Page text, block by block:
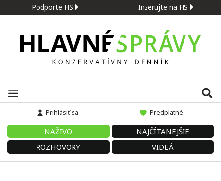
Podporte HS Inzerujte na HS
Prihlásiť sa Predplatné
NAŽIVO
NAJČÍTANEJŠIE
ROZHOVORY
VIDEÁ